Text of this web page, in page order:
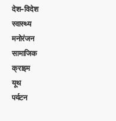
देश-विदेश
स्वास्थ्य
मनोरंजन
सामाजिक
क्राइम
यूथ
पर्यटन